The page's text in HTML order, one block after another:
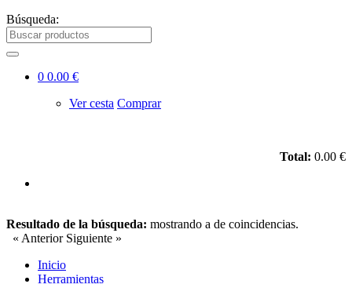
Búsqueda:
0 0.00 €
Ver cesta Comprar
Total: 0.00 €
Resultado de la búsqueda: mostrando a de coincidencias.
« Anterior Siguiente »
Inicio
Herramientas